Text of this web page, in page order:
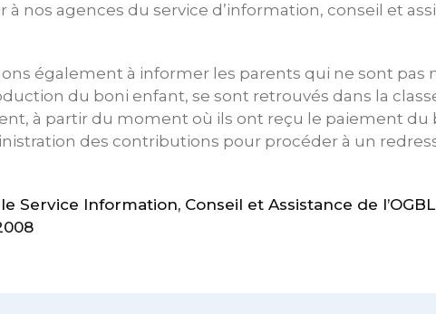
à nos agences du service d’information, conseil et
également à informer les parents qui ne sont pas
du boni enfant, se sont retrouvés dans la
à partir du moment où ils ont reçu le paiement du
des contributions pour procéder à un
Service Information, Conseil et Assistance de l’OGBL